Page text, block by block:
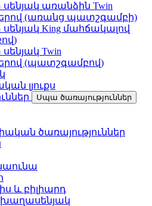
առանձին Twin
(առանց պատշգամբի)
King մահճակալով
Twin
(պատշգամբով)
լյուքս
Սպա ծառայություններ
ծառայություններ
և բիլիարդ